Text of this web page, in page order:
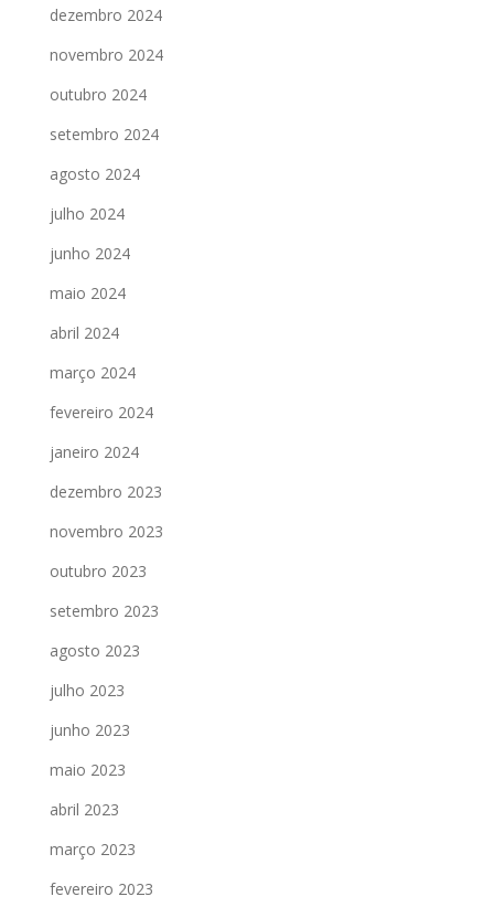
dezembro 2024
novembro 2024
outubro 2024
setembro 2024
agosto 2024
julho 2024
junho 2024
maio 2024
abril 2024
março 2024
fevereiro 2024
janeiro 2024
dezembro 2023
novembro 2023
outubro 2023
setembro 2023
agosto 2023
julho 2023
junho 2023
maio 2023
abril 2023
março 2023
fevereiro 2023